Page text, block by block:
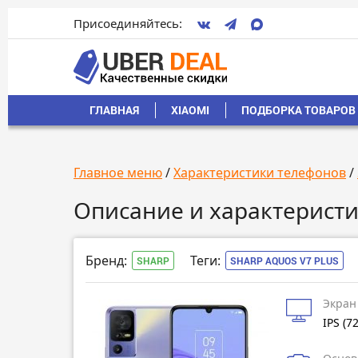
Присоединяйтесь:
ГЛАВНАЯ XIAOMI ПОДБОРКА ТОВАРОВ
Главное меню/Характеристики телефонов/
Описание и
Бренд: SHARP Теги: SHARP AQUOS V7 PLUS
Экран
IPS